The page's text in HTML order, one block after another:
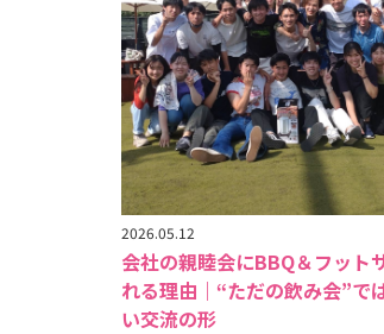
2026.05.12
会社の親睦会にBBQ＆フット
れる理由｜“ただの飲み会”で
い交流の形